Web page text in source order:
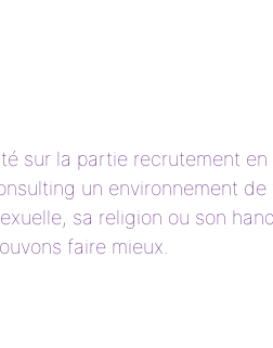
sur la partie recrutement
un environnement
sa religion ou son
faire mieux.